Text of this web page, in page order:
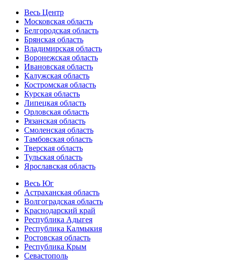
Весь Центр
Московская область
Белгородская область
Брянская область
Владимирская область
Воронежская область
Ивановская область
Калужская область
Костромская область
Курская область
Липецкая область
Орловская область
Рязанская область
Смоленская область
Тамбовская область
Тверская область
Тульская область
Ярославская область
Весь Юг
Астраханская область
Волгоградская область
Краснодарский край
Республика Адыгея
Республика Калмыкия
Ростовская область
Республика Крым
Севастополь